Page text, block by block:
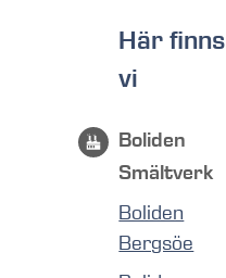
Här finns
vi
Boliden
Smältverk
Boliden
Bergsöe